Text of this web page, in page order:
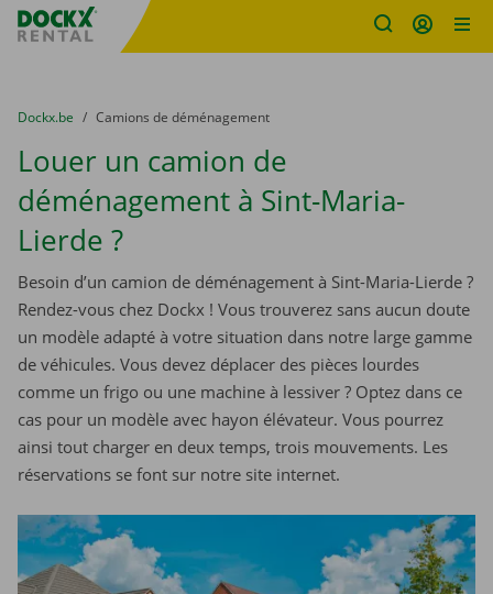
sitename
You are here:
du
Dockx.be to
Camions de déménagement
Louer un camion de
déménagement à Sint-Maria-
Lierde ?
Besoin d’un camion de déménagement à Sint-Maria-Lierde ?
Rendez-vous chez Dockx ! Vous trouverez sans aucun doute
un modèle adapté à votre situation dans notre large gamme
de véhicules. Vous devez déplacer des pièces lourdes
comme un frigo ou une machine à lessiver ? Optez dans ce
cas pour un modèle avec hayon élévateur. Vous pourrez
ainsi tout charger en deux temps, trois mouvements. Les
réservations se font sur notre site internet.